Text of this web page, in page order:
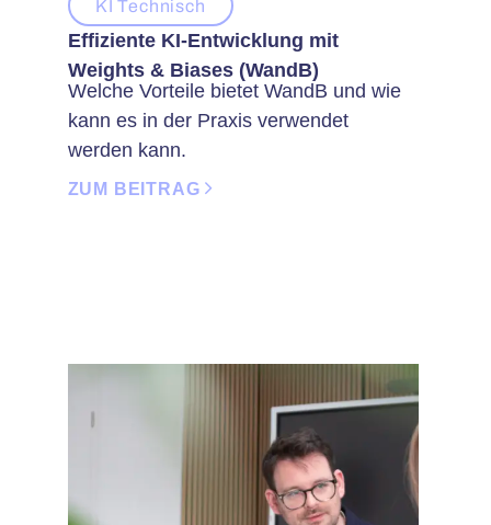
KI Technisch
Effiziente KI-Entwicklung mit
Weights & Biases (WandB)
Welche Vorteile bietet WandB und wie
kann es in der Praxis verwendet
werden kann.
ZUM BEITRAG